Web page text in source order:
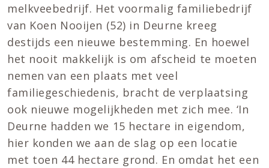
melkveebedrijf. Het voormalig familiebedrijf
van Koen Nooijen (52) in Deurne kreeg
destijds een nieuwe bestemming. En hoewel
het nooit makkelijk is om afscheid te moeten
nemen van een plaats met veel
familiegeschiedenis, bracht de verplaatsing
ook nieuwe mogelijkheden met zich mee. ‘In
Deurne hadden we 15 hectare in eigendom,
hier konden we aan de slag op een locatie
met toen 44 hectare grond. En omdat het een